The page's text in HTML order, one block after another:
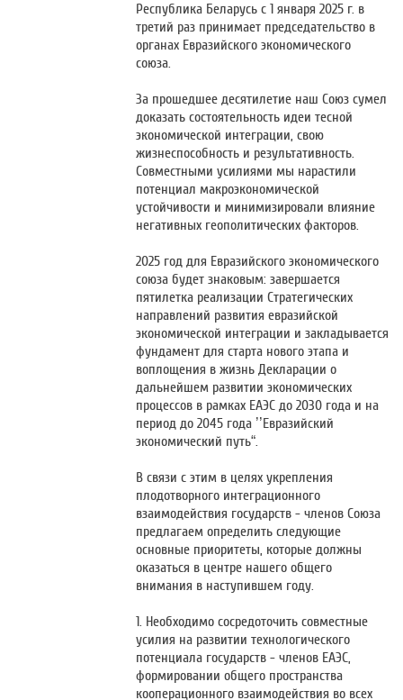
Республика Беларусь с 1 января 2025 г. в
третий раз принимает председательство в
органах Евразийского экономического
союза.
За прошедшее десятилетие наш Союз сумел
доказать состоятельность идеи тесной
экономической интеграции, свою
жизнеспособность и результативность.
Совместными усилиями мы нарастили
потенциал макроэкономической
устойчивости и минимизировали влияние
негативных геополитических факторов.
2025 год для Евразийского экономического
союза будет знаковым: завершается
пятилетка реализации Стратегических
направлений развития евразийской
экономической интеграции и закладывается
фундамент для старта нового этапа и
воплощения в жизнь Декларации о
дальнейшем развитии экономических
процессов в рамках ЕАЭС до 2030 года и на
период до 2045 года ’’Евразийский
экономический путь“.
В связи с этим в целях укрепления
плодотворного интеграционного
взаимодействия государств - членов Союза
предлагаем определить следующие
основные приоритеты, которые должны
оказаться в центре нашего общего
внимания в наступившем году.
1. Необходимо сосредоточить совместные
усилия на развитии технологического
потенциала государств - членов ЕАЭС,
формировании общего пространства
кооперационного взаимодействия во всех